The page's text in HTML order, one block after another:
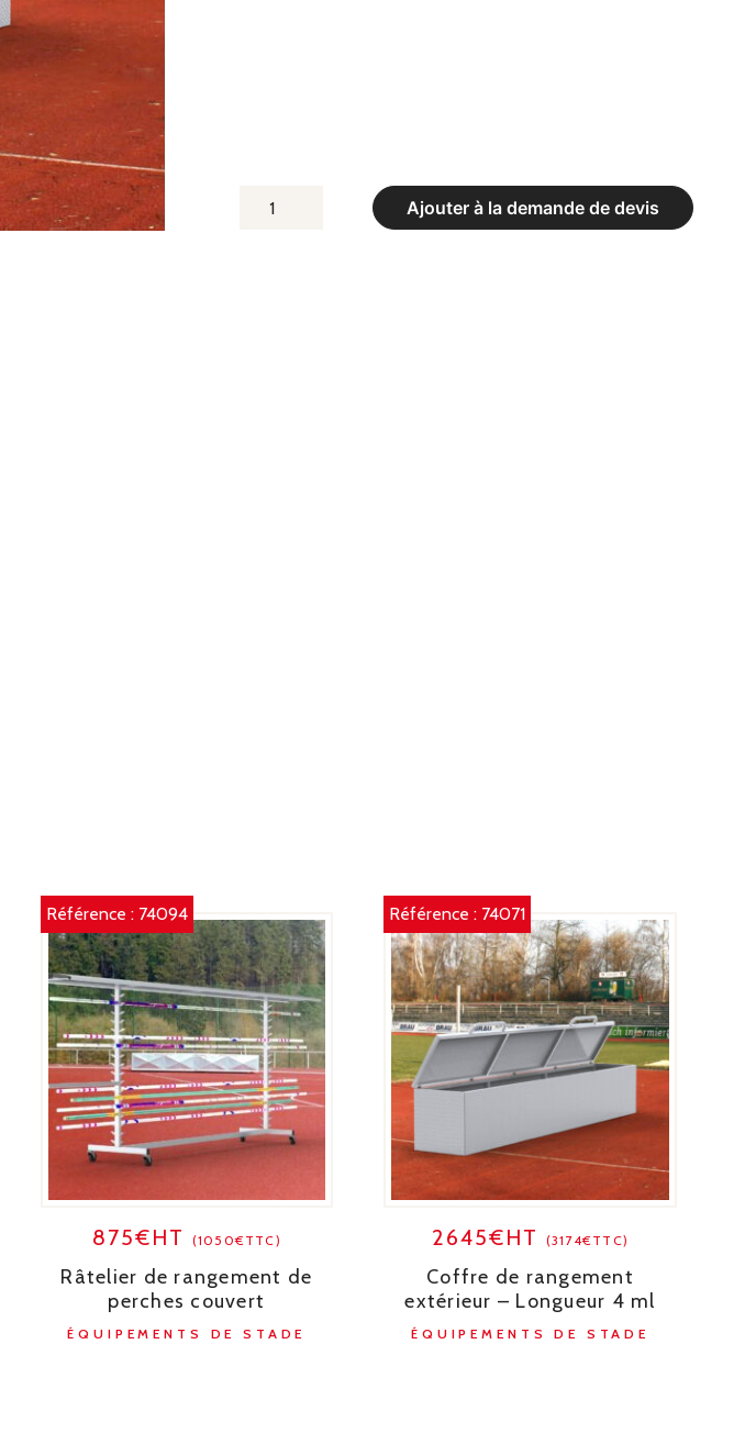
Ajouter à la demande de devis
QUANTITÉ
Référence : 74094
875€HT (1050€TTC)
Râtelier de rangement de
perches couvert
ÉQUIPEMENTS DE STADE
Référence : 74071
2645€HT(3174€TTC)
Coffre de rangement
extérieur – Longueur 4 ml
ÉQUIPEMENTS DE STADE